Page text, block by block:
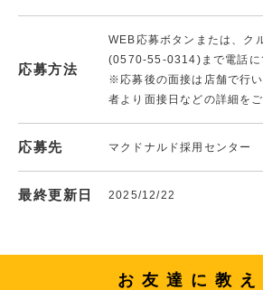
応募方法
WEB応募ボタンまたは、ク
(0570-55-0314)まで電話に
※応募後の面接は店舗で行
者より面接日などの詳細を
応募先 マクドナルド採用センター
最終更新日 2025/12/22
お友達に教え